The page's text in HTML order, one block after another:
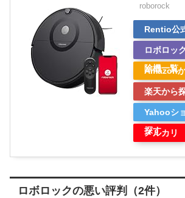
roborock
Rentio公
ロボロッ
除機一覧
Amazon
楽天から
Yahooシ
探す
メルカリ
ロボロックの悪い評判（2件）